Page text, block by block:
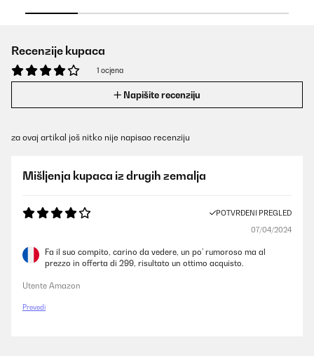
Recenzije kupaca
1 ocjena
Napišite recenziju
za ovaj artikal još nitko nije napisao recenziju
Mišljenja kupaca iz drugih zemalja
POTVRĐENI PREGLED
07/04/2024
Fa il suo compito, carino da vedere, un po’ rumoroso ma al
prezzo in offerta di 299, risultato un ottimo acquisto.
Utente Amazon
Prevedi